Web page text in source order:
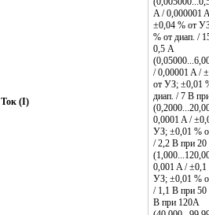
Ток (I)
A / 0,000001
±0,04 % от
% от диап. /
0,5 A
/ 0,00001 A /
от УЗ; ±0,01
диап. / 7 В
0,0001 A /
УЗ; ±0,01 %
/ 2,2 В при
0,001 A / ±0,1
УЗ; ±0,01 %
/ 1,1 В при
В при 120A